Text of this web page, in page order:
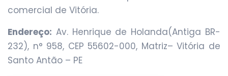
comercial de Vitória.
Endereço: Av. Henrique de Holanda(Antiga BR-
232), n° 958, CEP 55602-000, Matriz– Vitória de
Santo Antão – PE